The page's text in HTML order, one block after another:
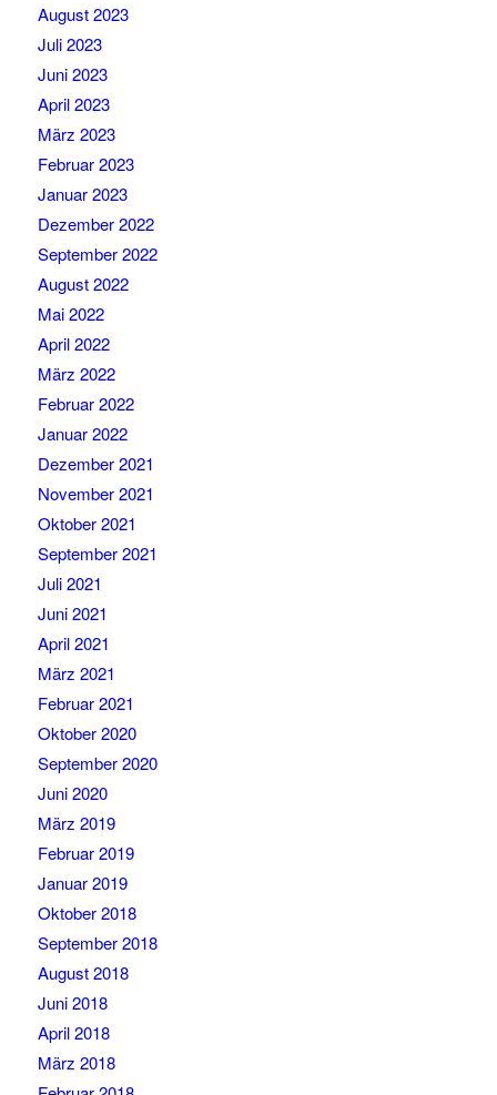
August 2023
Juli 2023
Juni 2023
April 2023
März 2023
Februar 2023
Januar 2023
Dezember 2022
September 2022
August 2022
Mai 2022
April 2022
März 2022
Februar 2022
Januar 2022
Dezember 2021
November 2021
Oktober 2021
September 2021
Juli 2021
Juni 2021
April 2021
März 2021
Februar 2021
Oktober 2020
September 2020
Juni 2020
März 2019
Februar 2019
Januar 2019
Oktober 2018
September 2018
August 2018
Juni 2018
April 2018
März 2018